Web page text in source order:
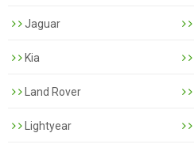
Jaguar
Kia
Land Rover
Lightyear